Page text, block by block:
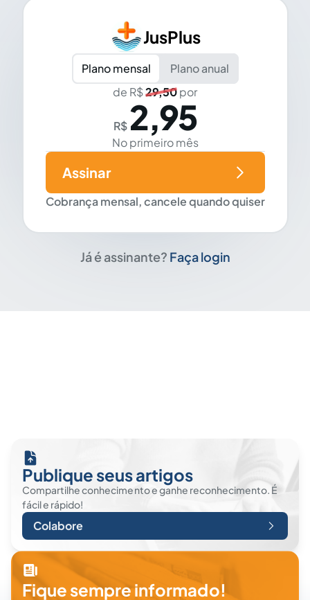
JusPlus
Plano mensal
Plano anual
de R$29,50por
R$ 2,95
No primeiro mês
Cobrança mensal, cancele quando quiser
Assinar
Já é assinante? Faça login
Publique seus artigos
Compartilhe conhecimento e ganhe reconhecimento. É
fácil e rápido!
Colabore
Fique sempre informado!